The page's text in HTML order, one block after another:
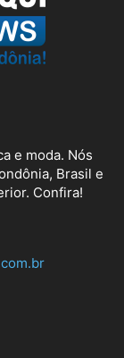
e moda. Nós
Brasil e
Confira!